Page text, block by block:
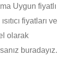
Uygun fiyatlı
fiyatları ve
olarak
buradayız.